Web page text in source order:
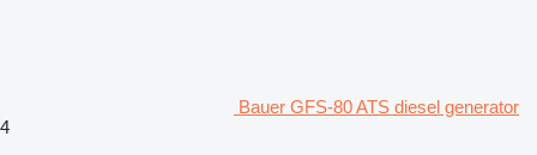
Bauer GFS-80 ATS diesel generator
4